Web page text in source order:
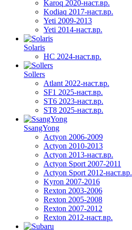
Karoq 2020-наст.вр.
Kodiaq 2017-наст.вр.
Yeti 2009-2013
Yeti 2014-наст.вр.
Solaris
HC 2024-наст.вр.
Sollers
Atlant 2022-наст.вр.
SF1 2025-наст.вр.
ST6 2023-наст.вр.
ST8 2025-наст.вр.
SsangYong
Actyon 2006-2009
Actyon 2010-2013
Actyon 2013-наст.вр.
Actyon Sport 2007-2011
Actyon Sport 2012-наст.вр.
Kyron 2007-2016
Rexton 2003-2006
Rexton 2005-2008
Rexton 2007-2012
Rexton 2012-наст.вр.